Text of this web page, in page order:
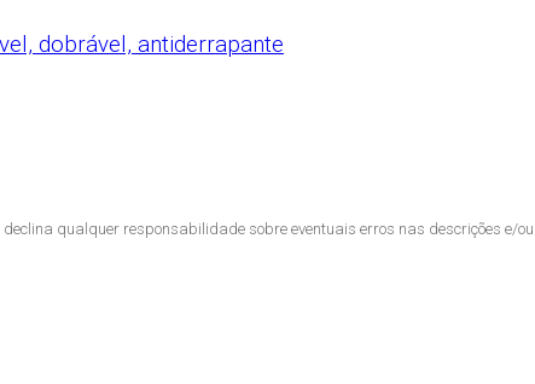
dobrável, antiderrapante
qualquer responsabilidade sobre eventuais erros nas descrições e/